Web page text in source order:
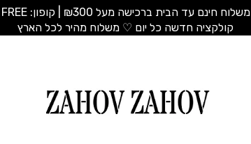
משלוח חינם עד הבית ברכישה מעל ₪300 | קופון: FREE
​קולקציה חדשה כל יום ♡ משלוח מהיר לכל הארץ